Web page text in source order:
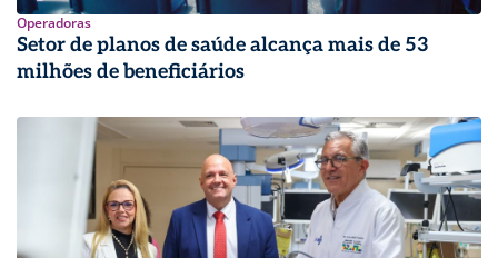
Operadoras
Setor de planos de saúde alcança mais de 53
milhões de beneficiários